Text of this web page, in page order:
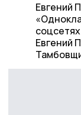
Евгений
Евгений